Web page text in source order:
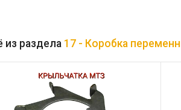
из раздела 17 - Коробка